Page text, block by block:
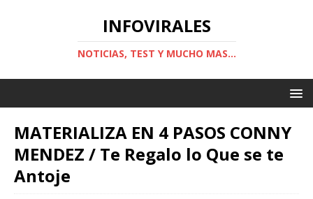
INFOVIRALES
NOTICIAS, TEST Y MUCHO MAS...
MATERIALIZA EN 4 PASOS CONNY
MENDEZ / Te Regalo lo Que se te
Antoje